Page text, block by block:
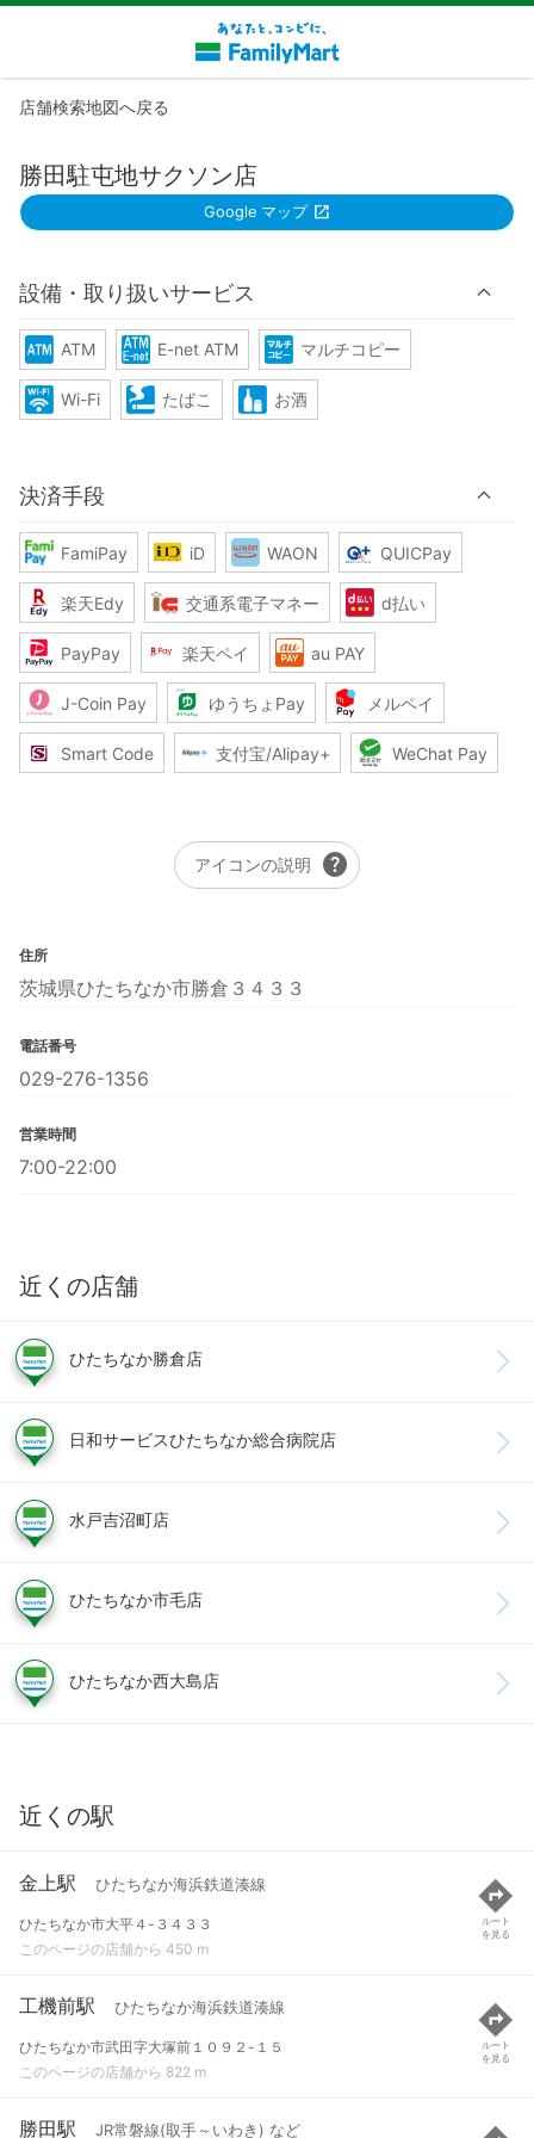
店舗検索地図へ戻る
勝田駐屯地サクソン店
Google マップ
設備・取り扱いサービス
ATM E-net ATM マルチコピー
Wi-Fi たばこ お酒
決済手段
FamiPay iD WAON QUICPay
楽天Edy 交通系電子マネー d払い
PayPay 楽天ペイ au PAY
J-Coin Pay ゆうちょPay メルペイ
Smart Code 支付宝/Alipay+ WeChat Pay
アイコンの説明 help
住所
茨城県ひたちなか市勝倉３４３３
電話番号
029-276-1356
営業時間
7:00-22:00
近くの店舗
ひたちなか勝倉店
日和サービスひたちなか総合病院店
水戸吉沼町店
ひたちなか市毛店
ひたちなか西大島店
近くの駅
金上駅 ひたちなか海浜鉄道湊線
ひたちなか市大平４-３４３３
このページの店舗から 450 m
ルート
を見る
工機前駅 ひたちなか海浜鉄道湊線
ひたちなか市武田字大塚前１０９２-１５
このページの店舗から 822 m
ルート
を見る
勝田駅 JR常磐線(取手～いわき) など